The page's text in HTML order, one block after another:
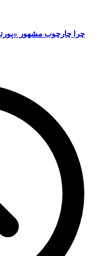
چرا چارچوب مشهور